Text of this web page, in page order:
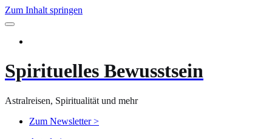
Zum Inhalt springen
Spirituelles Bewusstsein
Astralreisen, Spiritualität und mehr
Zum Newsletter >